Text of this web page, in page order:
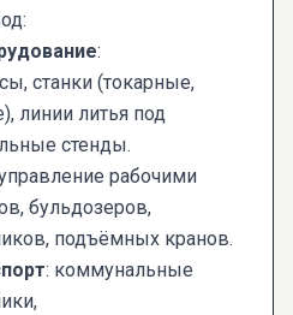
:
станки (токарные,
линии литья под
стенды.
рабочими
бульдозеров,
подъёмных кранов.
: коммунальные